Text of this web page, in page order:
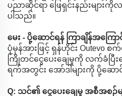
ပညာဆိုင်ရာ ဖြေရှင်းနည်းများ
ပါသည်။
မေး - ပို့ဆောင်ရန် ကြာချိန်အကြ
ပုံမှန်အားဖြင့် ရှန်ဟိုင်း Outevo
ကြိုတင်ငွေပေးချေမှုကို လက်ခံပြီ
ရက်အတွင်း အော်ဒါများကို ပို့ဆော
Q: သင်၏ ငွေပေးချေမှု အစီအစဉ်